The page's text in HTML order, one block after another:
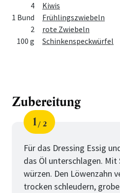
4
Kiwis
1 Bund
Frühlingszwiebeln
2
rote Zwiebeln
100 g
Schinkenspeckwürfel
Zubereitung
Schritt
1
von
2
Für das Dressing Essig
das Öl unterschlagen.
würzen. Den Löwenzahn
trocken schleudern,